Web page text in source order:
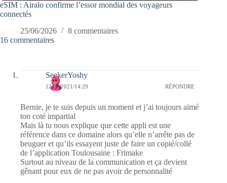
eSIM : Airalo confirme l’essor mondial des voyageurs
connectés
25/06/2026
8 commentaires
16 commentaires
SeekerYoshy
12/05/2021/14:29 RÉPONDRE
Bernie, je te suis depuis un moment et j’ai toujours aimé
ton coté impartial
Mais là tu nous explique que cette appli est une
référence dans ce domaine alors qu’elle n’arrête pas de
beuguer et qu’ils essayent juste de faire un copié/collé
de l’application Toulousaine : Frimake
Surtout au niveau de la communication et ça devient
gênant pour eux de ne pas avoir de personnalité